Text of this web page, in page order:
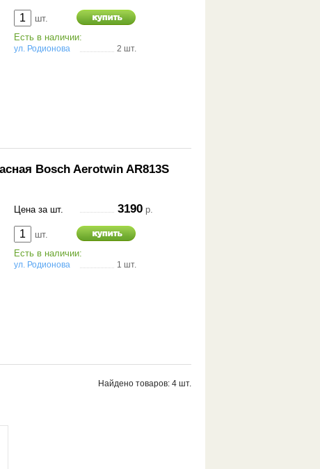
шт.
Есть в наличии:
ул. Родионова 2 шт.
Bosch Aerotwin AR813S
Цена за шт. 3190 р.
шт.
Есть в наличии:
ул. Родионова 1 шт.
Найдено товаров: 4 шт.